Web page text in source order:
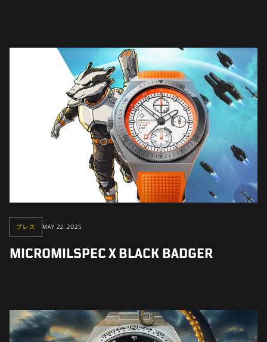
プレス MAY 22, 2025
MICROMILSPEC X BLACK BADGER